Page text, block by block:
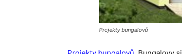
Projekty bungalovů